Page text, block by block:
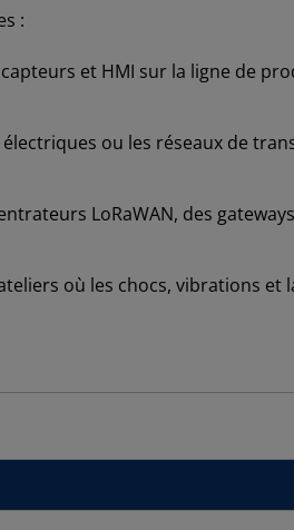
:
et HMI sur la ligne de
ou les réseaux de
LoRaWAN, des
où les chocs, vibrations et